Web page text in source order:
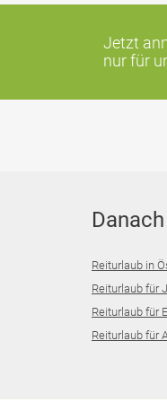
Jetzt
nur für
Reiturlaub in
Reiturlaub für
Reiturlaub für
Reiturlaub für